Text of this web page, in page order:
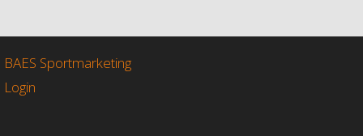
o
k
r
BAES Sportmarketing
Login